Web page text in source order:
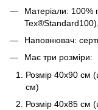
Матеріали: 100%
Наповнювач:
Має три розміри:
Розмір 40х90 см
см)
Розмір 40х85 см